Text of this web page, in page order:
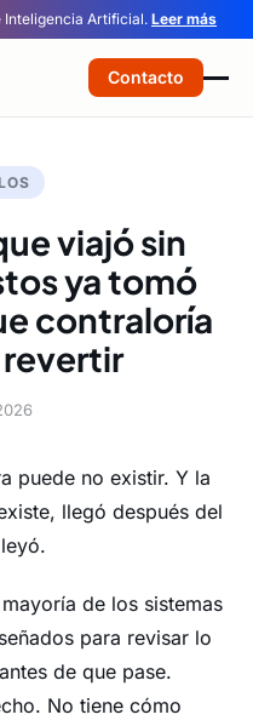
Inteligencia Artificial. Leer más
Contacto
viajó sin
ya tomó
contraloría
puede no existir. Y la
llegó después del
de los sistemas
para revisar lo
de que pase.
No tiene cómo